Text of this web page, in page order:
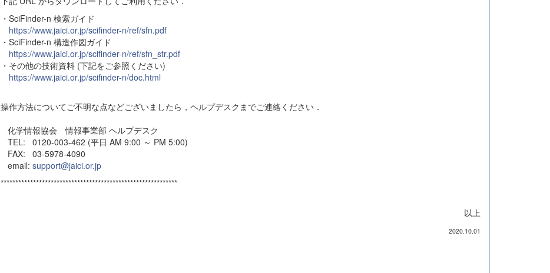
・SciFinder-n 検索ガイド
https://www.jaici.or.jp/scifinder-n/ref/sfn.pdf
・SciFinder-n 構造作図ガイド
https://www.jaici.or.jp/scifinder-n/ref/sfn_str.pdf
・その他の技術資料 (下記をご参照ください)
https://www.jaici.or.jp/scifinder-n/doc.html
操作方法についてご不明な点などございましたら，ヘルプデスクまでご連絡ください．
化学情報協会 情報事業部 ヘルプデスク
TEL: 0120-003-462 (平日 AM 9:00 ～ PM 5:00)
FAX: 03-5978-4090
email: support@jaici.or.jp
************************************************************
以上
2020.10.01